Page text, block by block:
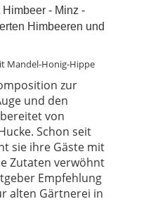
- Minz -
Himbeeren und
zur
und den
von
Schon seit
sie ihre Gäste mit
Zutaten verwöhnt
Empfehlung
alten Gärtnerei in